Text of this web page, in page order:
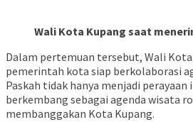
Wali Kota Kupang saat
Dalam pertemuan tersebut, Wali
pemerintah kota siap berkolaborasi
Paskah tidak hanya menjadi
berkembang sebagai agenda wisata
membanggakan Kota Kupang.